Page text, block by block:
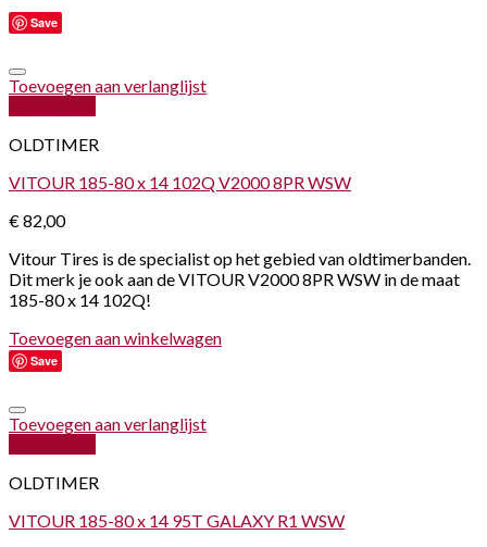
Save
Toevoegen aan verlanglijst
OLDTIMER
VITOUR 185-80 x 14 102Q V2000 8PR WSW
€82,00
Vitour Tires is de specialist op het gebied van oldtimerbanden.
Dit merk je ook aan de VITOUR V2000 8PR WSW in de maat
185-80 x 14 102Q!
Toevoegen aan winkelwagen
Save
Toevoegen aan verlanglijst
OLDTIMER
VITOUR 185-80 x 14 95T GALAXY R1 WSW